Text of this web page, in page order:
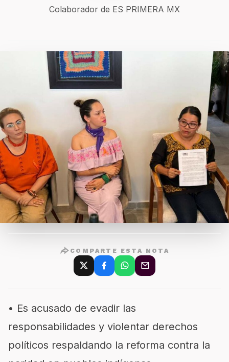
Colaborador de ES PRIMERA MX
COMPARTE ESTA NOTA
• Es acusado de evadir las
responsabilidades y violentar derechos
políticos respaldando la reforma contra la